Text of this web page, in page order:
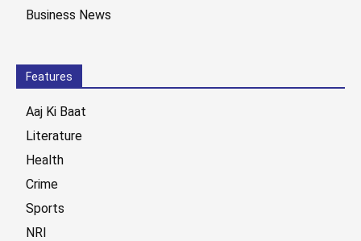
Business News
Features
Aaj Ki Baat
Literature
Health
Crime
Sports
NRI